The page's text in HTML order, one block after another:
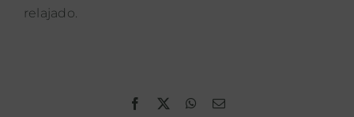
PUBLICIDAD
relajado.
Facebook WhatsApp
Correo